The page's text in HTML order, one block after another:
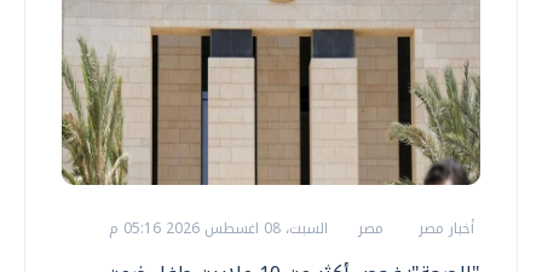
أخبار مصر مصر السبت، 08 اغسطس 2026 05:16 م